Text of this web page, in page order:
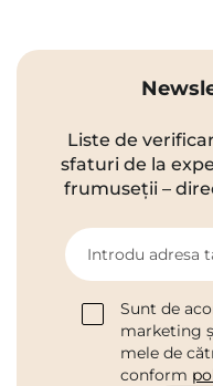
Liste de
sfaturi de la
frumuseții –
Introdu adresa
Sunt de
marketing
mele de
conform